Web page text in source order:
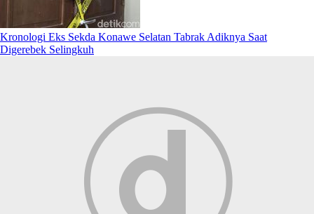
Kronologi Eks Sekda Konawe Selatan Tabrak Adiknya Saat
Digerebek Selingkuh